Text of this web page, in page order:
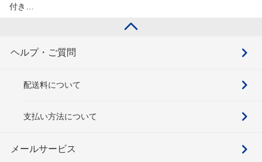
付き…
ヘルプ・ご質問
配送料について
支払い方法について
メールサービス